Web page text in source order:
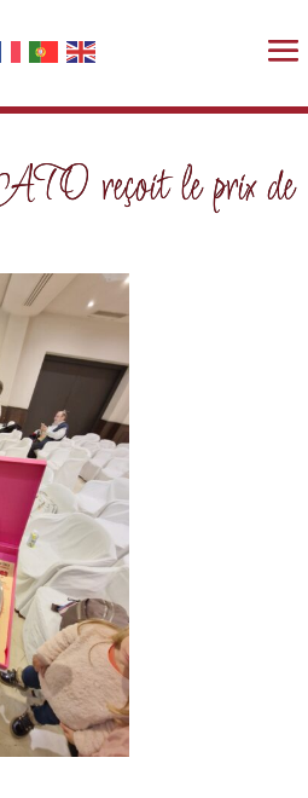
reçoit le prix de